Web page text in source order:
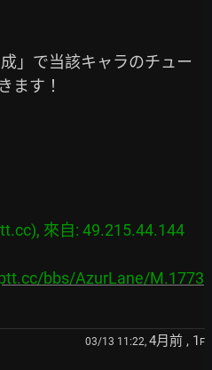
」で当該キャラのチュー
ます！
來自: 49.215.44.144
bbs/AzurLane/M.1773
03/13 11:22, 4月前 , 1 F